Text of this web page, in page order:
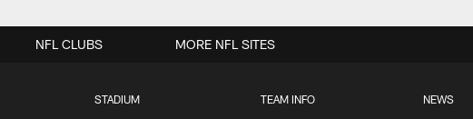
STADIUM TEAM INFO NEWS
NFL CLUBS MORE NFL SITES